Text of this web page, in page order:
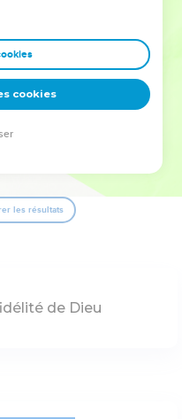
et responsables
afin que leurs erreurs
guidiez un ministère, une
leur expérience est faite
les résultats
de Dieu
cookies